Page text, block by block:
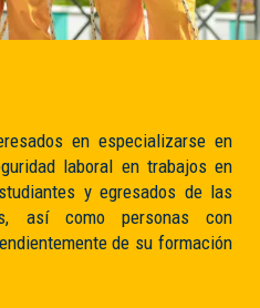
​​en especializarse en
laboral en trabajos en
y egresados ​​de las
así como personas con
de su formación